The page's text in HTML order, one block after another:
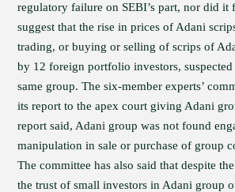
regulatory failure on SEBI’s part, nor did it
suggest that the rise in prices of Adani
trading, or buying or selling of scrips of
by 12 foreign portfolio investors,
same group. The six-member experts’
its report to the apex court giving Adani
report said, Adani group was not found
manipulation in sale or purchase of group
The committee has also said that despite
the trust of small investors in Adani group